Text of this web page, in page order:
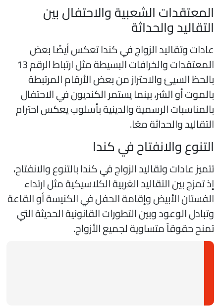
الشعبية والاحتفال بين
والحداثة
وتقاليد الزواج في كندا تعكس أيضًا بعض
المعتقدات والخرافات البسيطة مثل ارتباط الرقم 13
السيئ والاحتراز من بعض الأرقام المرتبطة
أو الشر، بينما يستمر الكنديون في الاحتفال
الرسمية والدينية بأسلوب يعكس احترام
والحداثة معًا.
والانفتاح في كندا
عادات وتقاليد الزواج في كندا بالتنوع والانفتاح،
تمزج بين التقاليد الغربية الكلاسيكية مثل ارتداء
الأبيض وإقامة الحفل في الكنيسة أو القاعة
الوعود وبين التطورات القانونية الحديثة التي
حقوقاً متساوية لجميع الأزواج.